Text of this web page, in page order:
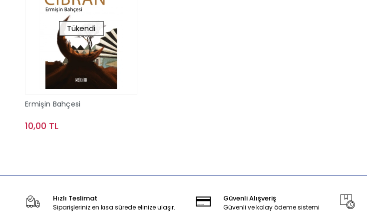
Tükendi
Ermişin Bahçesi
10,00 TL
Hızlı Teslimat
Siparişleriniz en kısa sürede elinize ulaşır.
Güvenli Alışveriş
Güvenli ve kolay ödeme sistemi